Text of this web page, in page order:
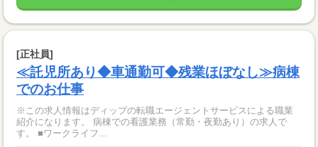
[正社員]
≪託児所あり◆車通勤可◆残業ほぼなし≫病棟
でのお仕事
※この求人情報はディップの転職エージェントサービスによる職業
紹介になります。 病棟での看護業務（常勤・夜勤あり）の求人で
す。 ■ワークライフ...